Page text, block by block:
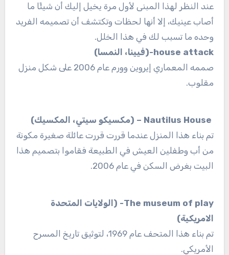
عند النظر لهذا المبنى لأول مرة يخيل إليك أن شيئًا ما
أصاب عينيك، إلا أنها لحظات وتكتشف أن تصميمه الفريد
وحده ما تسبب لك في هذا الخلل.
house attack-(فيينا، النمسا)
صممه المعماري إيروين وورم عام 2006 على شكل منزل
مقلوب.
تم بناء هذا المنزل عندما قررت قررت عائلة صغيرة مكونة
من أب وطفلين العيش في الطبيعة فقاموا بتصميم هذا
البيت بغرض السكن في عام 2006.
The museum of play- (الولايات المتحدة
الامريكية)
تم بناء هذا المتحف عام 1969، لتوثيق تاريخ المسرح
الأمريكي.